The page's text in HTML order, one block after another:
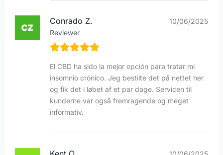
Conrado Z.
Reviewer
10/06/2025
El CBD ha sido la mejor opción para tratar mi
insomnio crónico. Jeg bestilte det på nettet her
og fik det i løbet af et par dage. Servicen til
kunderne var også fremragende og meget
informativ.